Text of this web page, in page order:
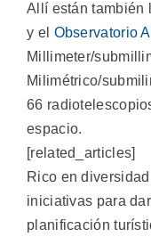
Allí están también
y el Observatorio
Millimeter/
Milimétrico/
66
espacio.
[related_articles]
Rico en
iniciativas para
planificación